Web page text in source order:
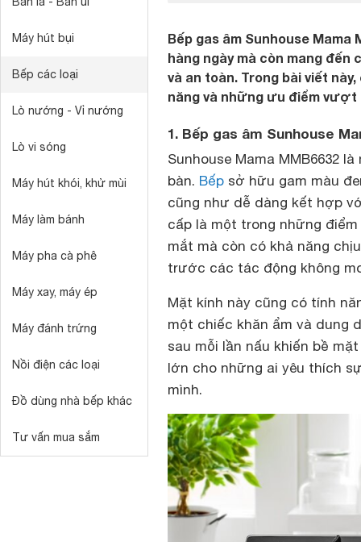
Máy hút bụi
Bếp các loại
Lò nướng - Vỉ nướng
Lò vi sóng
Máy hút khói, khử mùi
Máy làm bánh
Máy pha cà phê
Máy xay, máy ép
Máy đánh trứng
Nồi điện các loại
Đồ dùng nhà bếp khác
Tư vấn mua sắm
Bếp gas âm Sunhouse
hàng ngày mà còn mang đến
và an toàn. Trong bài viết
năng và những ưu điểm vượt
1. Bếp gas âm Sunhouse
Sunhouse Mama MMB6632
bàn. Bếp sở hữu gam màu
cũng như dễ dàng kết hợp
cấp là một trong những
mắt mà còn có khả năng
trước các tác động không
Mặt kính này cũng có tính
một chiếc khăn ẩm và dung
sau mỗi lần nấu khiến bề
lớn cho những ai yêu thích
mình.